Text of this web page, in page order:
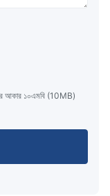
আকার ১০এমবি (10MB)